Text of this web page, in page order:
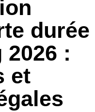
durée
:
et